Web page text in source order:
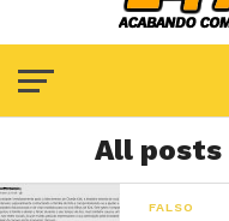
All posts
FALSO